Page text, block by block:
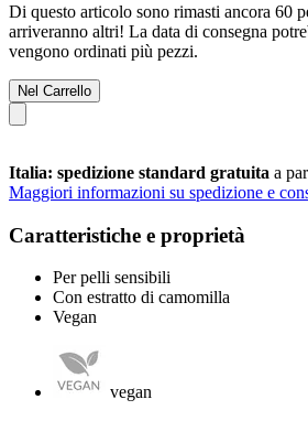
Di questo articolo sono rimasti ancora 60
arriveranno altri! La data di consegna
vengono ordinati più pezzi.
Nel Carrello
Italia: spedizione standard gratuita a
Maggiori informazioni su spedizione e
Caratteristiche e proprietà
Per pelli sensibili
Con estratto di camomilla
Vegan
vegan